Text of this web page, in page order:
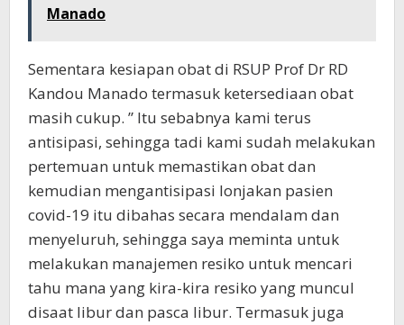
Manado
Sementara kesiapan obat di RSUP Prof Dr RD
Kandou Manado termasuk ketersediaan obat
masih cukup. ” Itu sebabnya kami terus
antisipasi, sehingga tadi kami sudah melakukan
pertemuan untuk memastikan obat dan
kemudian mengantisipasi lonjakan pasien
covid-19 itu dibahas secara mendalam dan
menyeluruh, sehingga saya meminta untuk
melakukan manajemen resiko untuk mencari
tahu mana yang kira-kira resiko yang muncul
disaat libur dan pasca libur. Termasuk juga